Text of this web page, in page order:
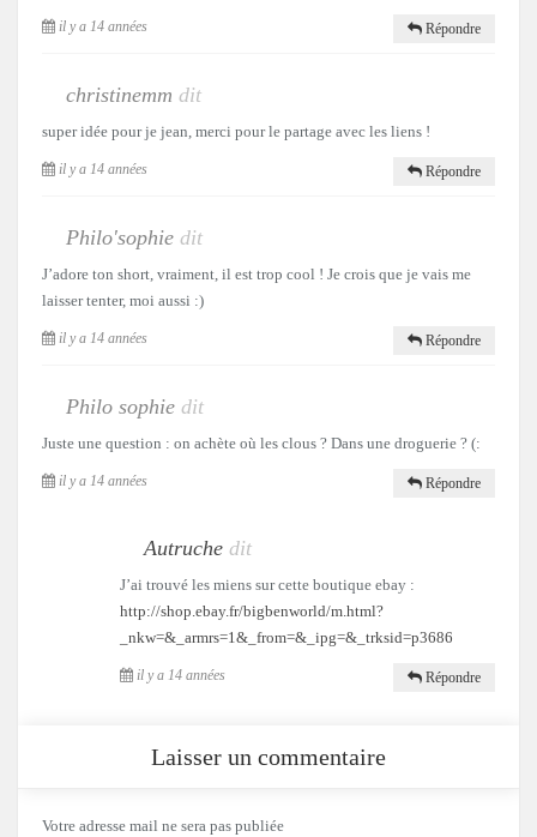
il y a 14 années Répondre
christinemm dit
super idée pour je jean, merci pour le partage avec les liens !
il y a 14 années Répondre
Philo'sophie dit
J’adore ton short, vraiment, il est trop cool ! Je crois que je vais me
laisser tenter, moi aussi :)
il y a 14 années Répondre
Philo sophie dit
Juste une question : on achète où les clous ? Dans une droguerie ? (:
il y a 14 années Répondre
Autruche dit
J’ai trouvé les miens sur cette boutique ebay :
http://shop.ebay.fr/bigbenworld/m.html?
_nkw=&_armrs=1&_from=&_ipg=&_trksid=p3686
il y a 14 années Répondre
Laisser un commentaire
Votre adresse mail ne sera pas publiée